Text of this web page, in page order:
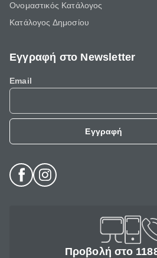
Ονομαστικός Κατάλογος
Κατάλογος Δημοσίου
Εγγραφή στο Newsletter
Email
Εγγραφή
Προβολή στο